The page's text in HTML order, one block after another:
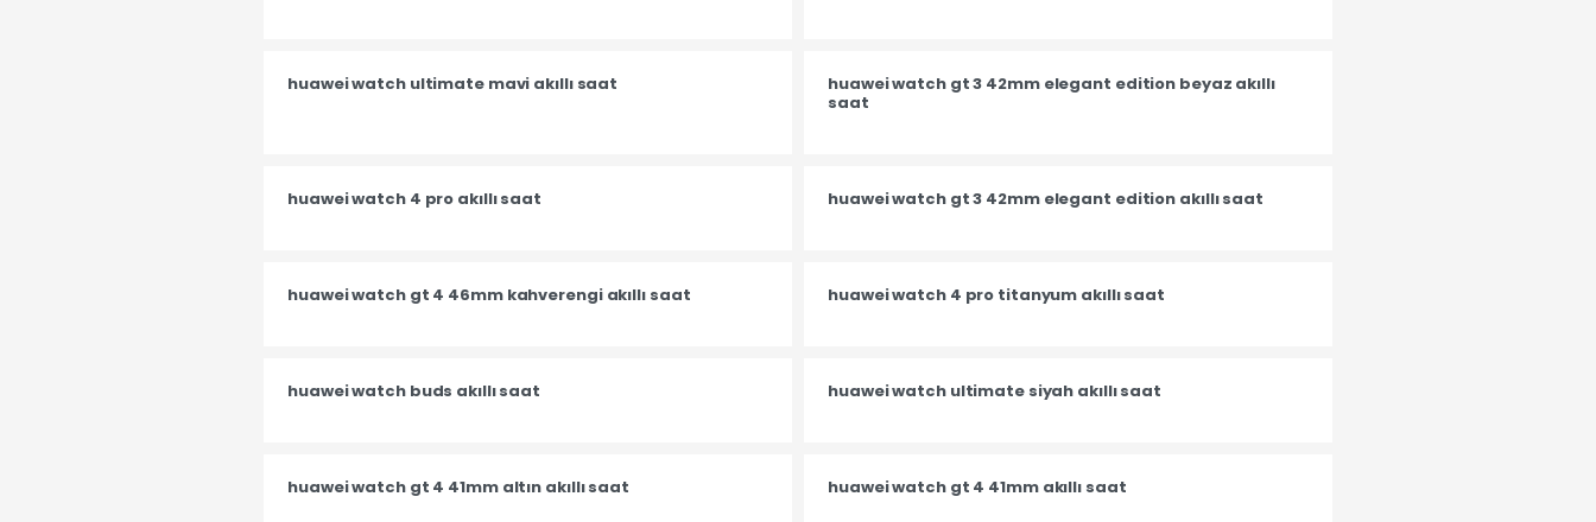
huawei watch ultimate mavi akıllı saat
huawei watch gt 3 42mm elegant edition beyaz akıllı
saat
huawei watch 4 pro akıllı saat huawei watch gt 3 42mm elegant edition akıllı saat
huawei watch gt 4 46mm kahverengi akıllı saat huawei watch 4 pro titanyum akıllı saat
huawei watch buds akıllı saat huawei watch ultimate siyah akıllı saat
huawei watch gt 4 41mm altın akıllı saat huawei watch gt 4 41mm akıllı saat